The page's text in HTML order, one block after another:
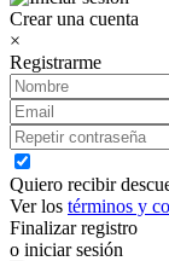
Crear una cuenta
×
Registrarme
Quiero recibir
Ver los términos y
Finalizar registro
o iniciar sesión